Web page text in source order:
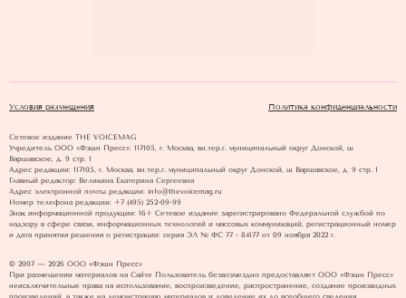
Условия размещения Политика конфиденциальности
Сетевое издание THE VOICEMAG
Учредитель ООО «Фэшн Пресс»: 117105, г. Москва, вн.тер.г. муниципальный округ Донской, ш
Варшавское, д. 9 стр. 1
Адрес редакции: 117105, г. Москва, вн.тер.г. муниципальный округ Донской, ш Варшавское, д. 9 стр. 1
Главный редактор: Великина Екатерина Сергеевна
Адрес электронной почты редакции: info@thevoicemag.ru
Номер телефона редакции: +7 (495) 252-09-99
Знак информационной продукции: 16+ Cетевое издание зарегистрировано Федеральной службой по
надзору в сфере связи, информационных технологий и массовых коммуникаций, регистрационный номер
и дата принятия решения о регистрации: серия ЭЛ № ФС 77 - 84177 от 09 ноября 2022 г.
© 2007 — 2026 ООО «Фэшн Пресс»
При размещении материалов на Сайте Пользователь безвозмездно предоставляет ООО «Фэшн Пресс»
неисключительные права на использование, воспроизведение, распространение, создание производных